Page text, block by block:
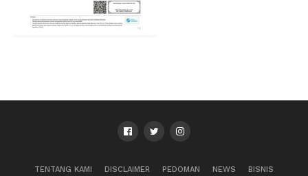
TENTANG KAMI DISCLAIMER PEDOMAN NEWS BISNIS